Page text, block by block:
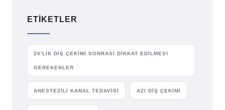
ETIKETLER
20'LIK DIŞ ÇEKIMI SONRASI DIKKAT EDILMESI
GEREKENLER
ANESTEZILI KANAL TEDAVISI AZI DIŞ ÇEKIMI